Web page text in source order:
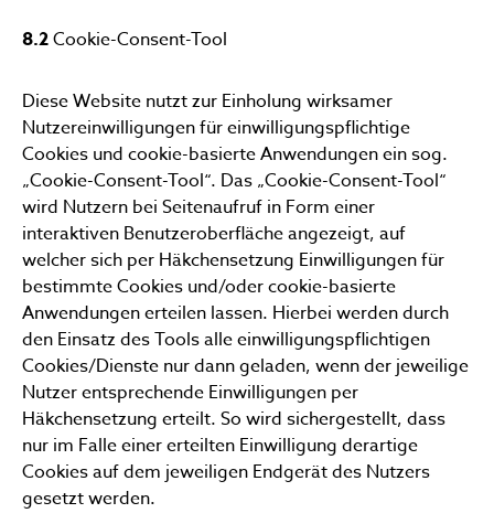
8.2Cookie-Consent-Tool
Diese Website nutzt zur Einholung wirksamer
Nutzereinwilligungen für einwilligungspflichtige
Cookies und cookie-basierte Anwendungen ein sog.
„Cookie-Consent-Tool“. Das „Cookie-Consent-Tool“
wird Nutzern bei Seitenaufruf in Form einer
interaktiven Benutzeroberfläche angezeigt, auf
welcher sich per Häkchensetzung Einwilligungen für
bestimmte Cookies und/oder cookie-basierte
Anwendungen erteilen lassen. Hierbei werden durch
den Einsatz des Tools alle einwilligungspflichtigen
Cookies/Dienste nur dann geladen, wenn der jeweilige
Nutzer entsprechende Einwilligungen per
Häkchensetzung erteilt. So wird sichergestellt, dass
nur im Falle einer erteilten Einwilligung derartige
Cookies auf dem jeweiligen Endgerät des Nutzers
gesetzt werden.